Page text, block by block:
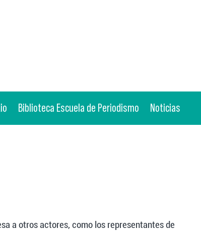
Biblioteca Escuela de Periodismo Noticias
a otros actores, como los representantes de